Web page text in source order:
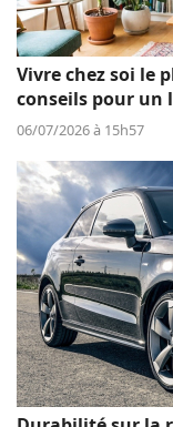
Vivre chez soi le
conseils pour un
06/07/2026 à 15h57